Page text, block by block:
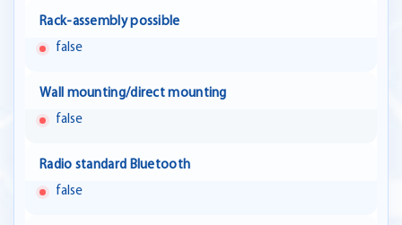
Rack-assembly possible
false
Wall mounting/direct mounting
false
Radio standard Bluetooth
false